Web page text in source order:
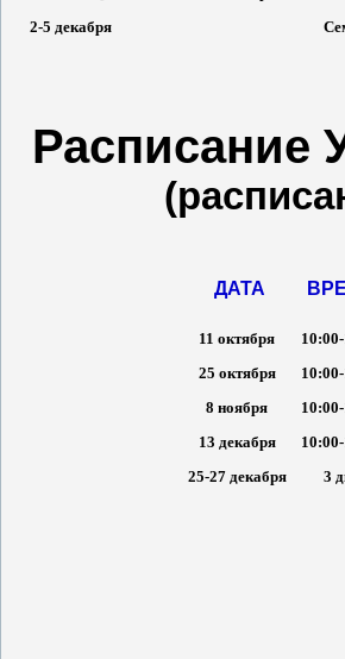
2-5 декабря
ДАТА
11 октября
25 октября
8 ноября
13 декабря
25-27 декабря
3